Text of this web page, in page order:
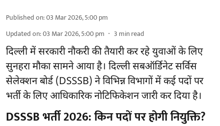
Published on:03 Mar 2026, 5:00 pm
Updated on:03 Mar 2026, 5:00 pm 3 min read
दिल्ली में सरकारी नौकरी की तैयारी कर रहे युवाओं के लिए
सुनहरा मौका सामने आया है। दिल्ली सबऑर्डिनेट सर्विस
सेलेक्शन बोर्ड (DSSSB) ने विभिन्न विभागों में कई पदों पर
भर्ती के लिए आधिकारिक नोटिफिकेशन जारी कर दिया है।
DSSSB भर्ती 2026: किन पदों पर होगी नियुक्ति?